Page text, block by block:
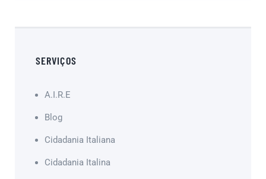
SERVIÇOS
A.I.R.E
Blog
Cidadania Italiana
Cidadania Italina